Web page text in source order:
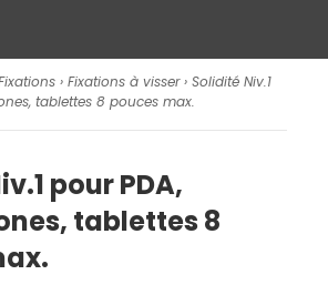
›Fixations à visser›Solidité Niv.1
tablettes 8 pouces max.
pour PDA,
tablettes 8